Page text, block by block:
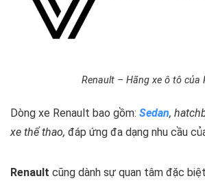
Renault – Hãng xe ô tô của
Dòng xe Renault bao gồm: Sedan,
xe thể thao, đáp ứng đa dạng nhu cầu
Renault cũng dành sự quan tâm đặc